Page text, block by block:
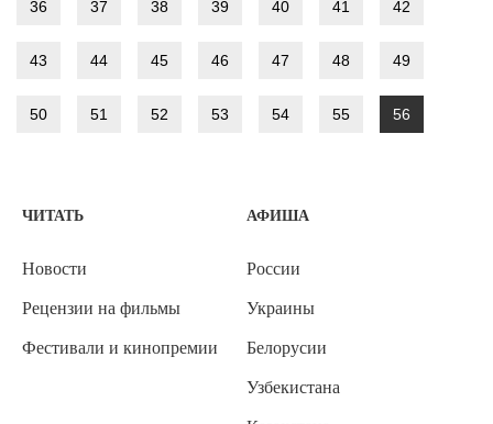
36 37 38 39 40 41 42
43 44 45 46 47 48 49
50 51 52 53 54 55 56
ЧИТАТЬ
Новости
Рецензии на фильмы
Фестивали и кинопремии
АФИША
России
Украины
Белорусии
Узбекистана